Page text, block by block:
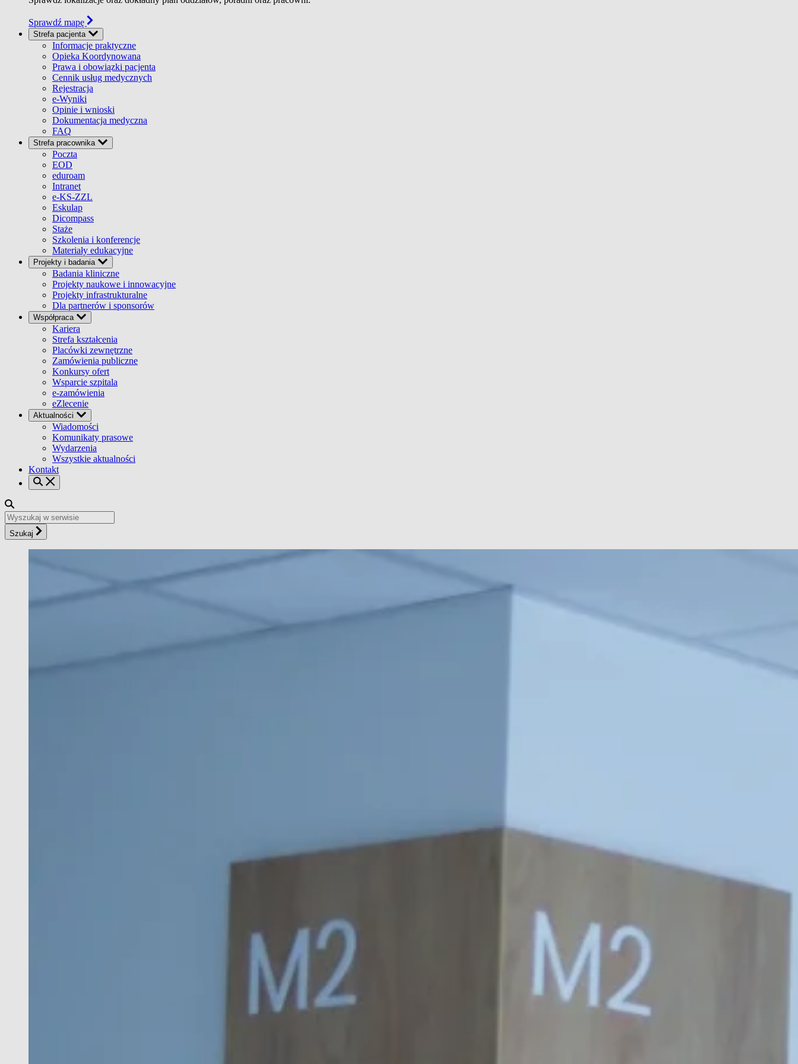
Sprawdź mapę
Strefa pacjenta
Informacje praktyczne
Opieka Koordynowana
Prawa i obowiązki pacjenta
Cennik usług medycznych
Rejestracja
e-Wyniki
Opinie i wnioski
Dokumentacja medyczna
FAQ
Strefa pracownika
Poczta
EOD
eduroam
Intranet
e-KS-ZZL
Eskulap
Dicompass
Staże
Szkolenia i konferencje
Materiały edukacyjne
Projekty i badania
Badania kliniczne
Projekty naukowe i innowacyjne
Projekty infrastrukturalne
Dla partnerów i sponsorów
Współpraca
Kariera
Strefa kształcenia
Placówki zewnętrzne
Zamówienia publiczne
Konkursy ofert
Wsparcie szpitala
e-zamówienia
eZlecenie
Aktualności
Wiadomości
Komunikaty prasowe
Wydarzenia
Wszystkie aktualności
Kontakt
Szukaj